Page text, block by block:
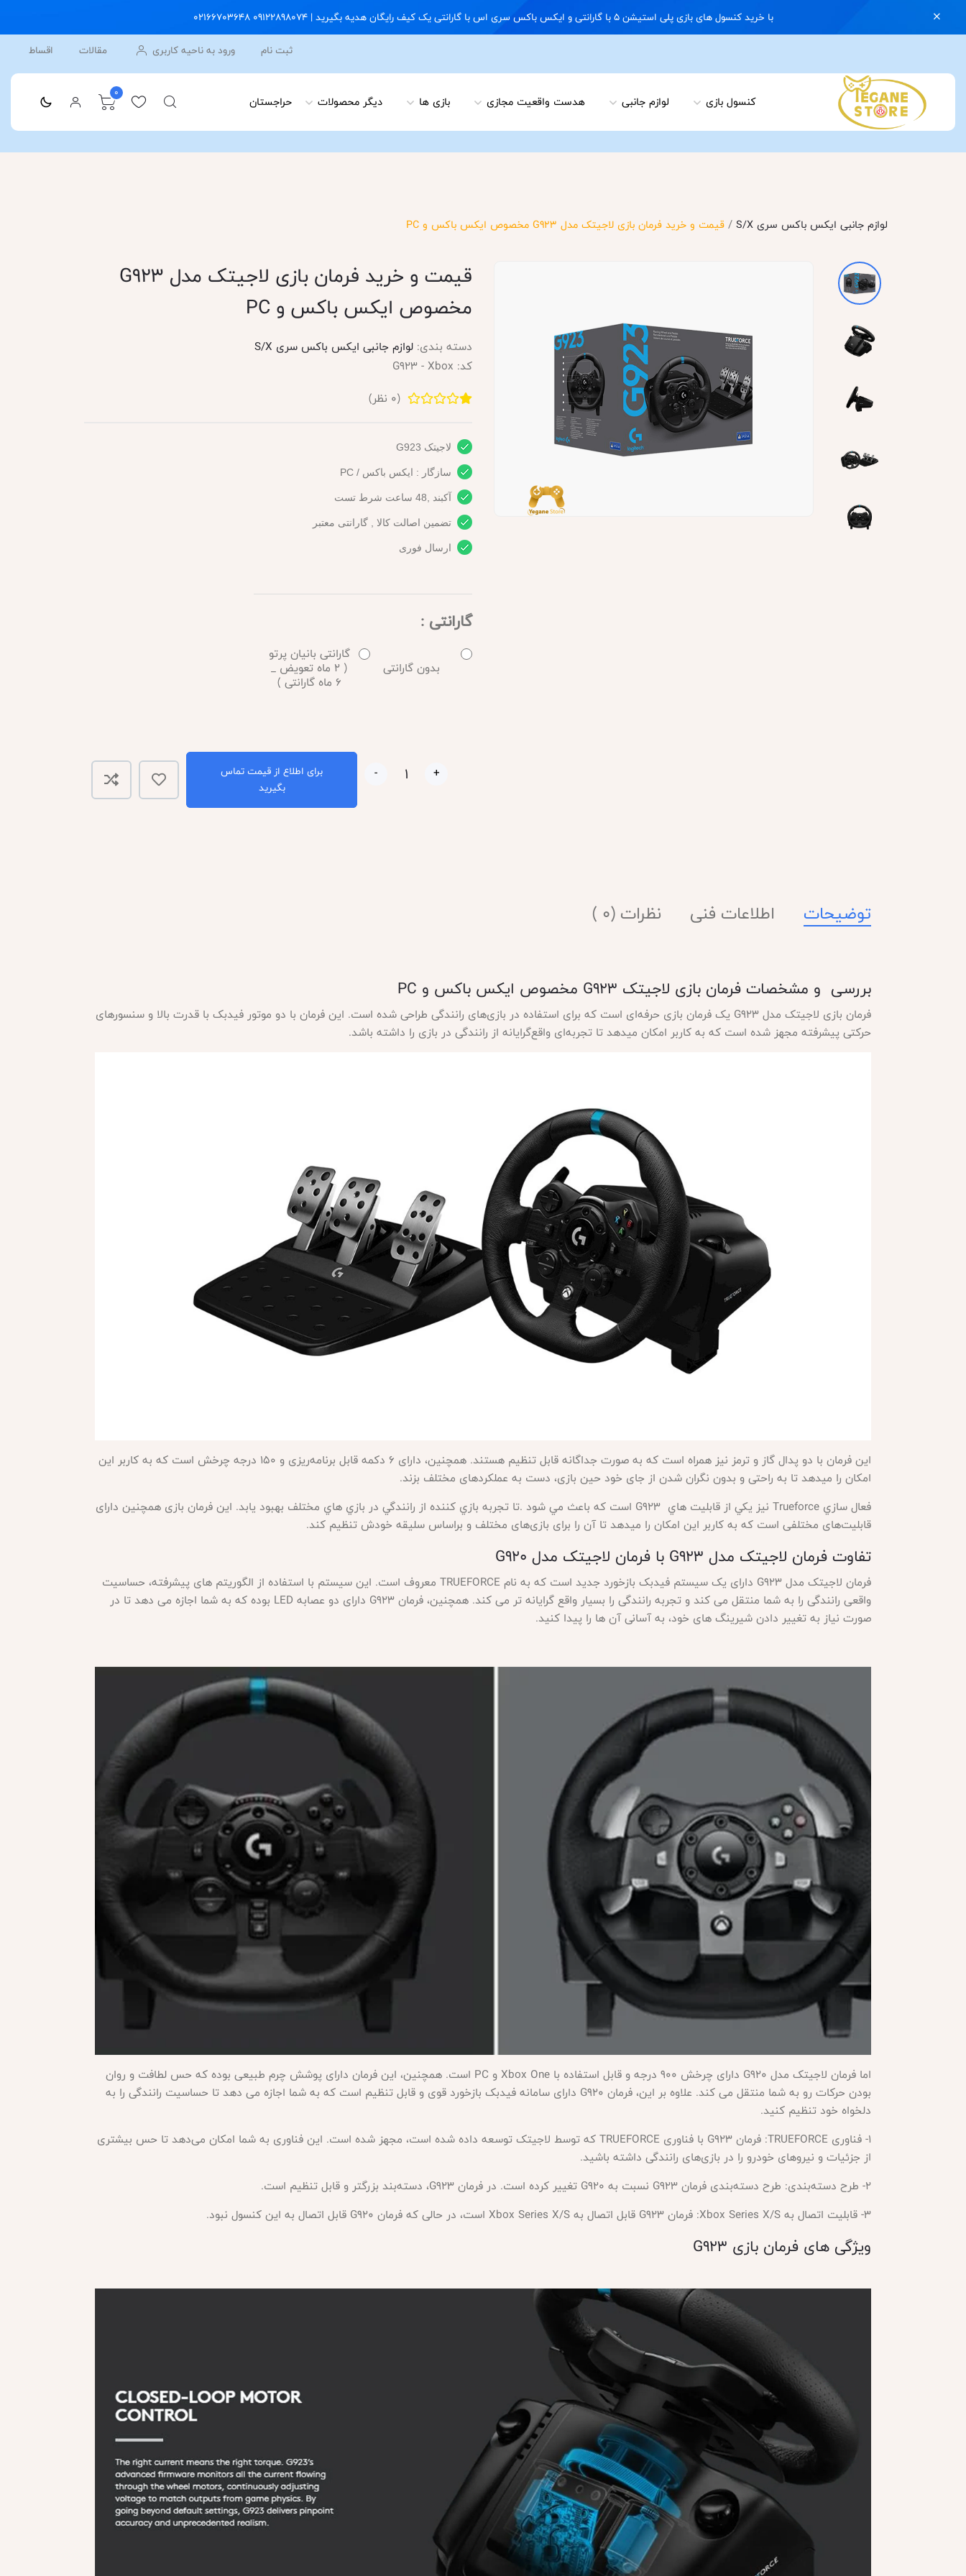
با خرید کنسول های بازی پلی استیشن 5 با گارانتی و ایکس باکس سری اس با گارانتی یک کیف رایگان هدیه بگیرید | 09122898074 02166703648
ثبت نام
ورود به ناحیه کاربری مقالات اقساط
کنسول بازی لوازم جانبی هدست واقعیت مجازی بازی ها دیگر محصولات حراجستان 0
لوازم جانبی ایکس باکس سری S/X /قیمت و خرید فرمان بازی لاجیتک مدل G923 مخصوص ایکس باکس و PC
قیمت و خرید فرمان بازی لاجیتک مدل G923
مخصوص ایکس باکس و PC
دسته بندی: لوازم جانبی ایکس باکس سری S/X
کد: G923 - Xbox
(
0 نظر)
لاجیتک G923
سازگار : ایکس باکس / PC
آکبند ,48 ساعت شرط تست
تضمین اصالت کالا , گارانتی معتبر
ارسال فوری
گارانتی :
بدون گارانتی
گارانتی بانیان پرتو
( 2 ماه تعویض _
6 ماه گارانتی )
- +
برای اطلاع از قیمت تماس
بگیرید
توضیحات اطلاعات فنی نظرات (0 )
بررسی و مشخصات فرمان بازی لاجیتک G923 مخصوص ایکس باکس و PC
فرمان بازی لاجیتک مدل
G923 یک فرمان بازی حرفه‌ای است که برای استفاده در بازی‌های رانندگی طراحی شده است. این فرمان با دو موتور فیدبک با قدرت بالا و سنسورهای
حرکتی پیشرفته مجهز شده است که به کاربر امکان میدهد تا تجربه‌ای واقع‌گرایانه از رانندگی در بازی را داشته باشد.
این فرمان با دو پدال گاز و ترمز نیز همراه است که به صورت جداگانه قابل تنظیم هستند. همچنین، دارای ۶ دکمه قابل برنامه‌ریزی و ۱۵۰ درجه چرخش است که به کاربر این
امکان را میدهد تا به راحتی و بدون نگران شدن از جای خود حین بازی، دست به عملکردهای مختلف بزند.
فعال سازي
Trueforce نيز يكي از قابليت هاي G923 است كه باعث مي شود .تا تجربه بازي كننده از رانندگي در بازي هاي مختلف بهبود يابد. این فرمان بازی همچنین دارای
قابلیت‌های مختلفی است که به کاربر این امکان را میدهد تا آن را برای بازی‌های مختلف و براساس سلیقه خودش تنظیم کند.
تفاوت فرمان لاجیتک مدل
فرمان لاجیتک مدل
G923 دارای یک سیستم فیدبک بازخورد جدید است که به نام TRUEFORCE معروف است. این سیستم با استفاده از الگوریتم های پیشرفته، حساسیت
واقعی رانندگی را به شما منتقل می کند و تجربه رانندگی را بسیار واقع گرایانه تر می کند. همچنین، فرمان G923 دارای دو عصابه LED بوده که به شما اجازه می دهد تا در
صورت نیاز به تغییر دادن شیرینگ های خود، به آسانی آن ها را پیدا کنید.
اما فرمان لاجیتک مدل
G920 دارای چرخش 900 درجه و قابل استفاده با Xbox One و PC است. همچنین، این فرمان دارای پوشش چرم طبیعی بوده که حس لطافت و روان
بودن حرکات رو به شما منتقل می کند. علاوه بر این، فرمان G920 دارای سامانه فیدبک بازخورد قوی و قابل تنظیم است که به شما اجازه می دهد تا حساسیت رانندگی را به
دلخواه خود تنظیم کنید.
1- فناوری TRUEFORCE: فرمان G923 با فناوری TRUEFORCE که توسط لاجیتک توسعه داده شده است، مجهز شده است. این فناوری به شما امکان می‌دهد تا حس بیشتری
از جزئیات و نیروهای خودرو را در بازی‌های رانندگی داشته باشید.
2- طرح دسته‌بندی: طرح دسته‌بندی فرمان G923 نسبت به G920 تغییر کرده است. در فرمان G923، دسته‌بند بزرگتر و قابل تنظیم است.
3- قابلیت اتصال به Xbox Series X/S: فرمان G923 قابل اتصال به Xbox Series X/S است، در حالی که فرمان G920 قابل اتصال به این کنسول نبود.
ویژگی های فرمان بازی